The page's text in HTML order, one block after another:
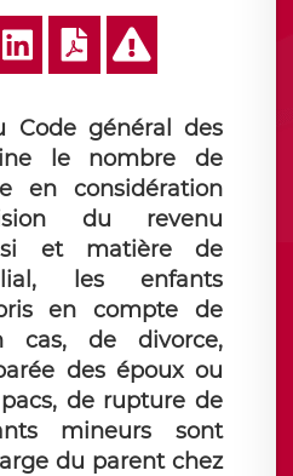
Code général des
le nombre de
en considération
du revenu
et matière de
les enfants
en compte de
cas, de divorce,
des époux ou
de rupture de
mineurs sont
du parent chez